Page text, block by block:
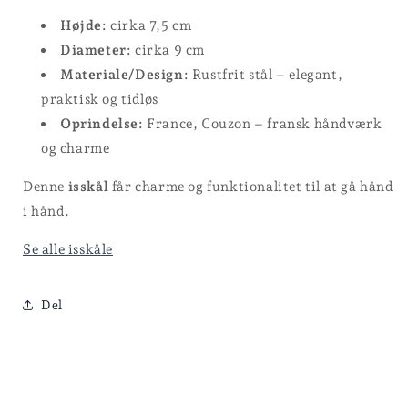
Højde: cirka 7,5 cm
Diameter: cirka 9 cm
Materiale/Design: Rustfrit stål – elegant,
praktisk og tidløs
Oprindelse: France, Couzon – fransk håndværk
og charme
Denne isskål får charme og funktionalitet til at gå hånd
i hånd.
Se alle isskåle
Del